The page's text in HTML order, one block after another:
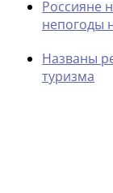
Россияне
непогоды
Названы
туризма